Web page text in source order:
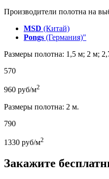
Производители полотна на
MSD (Китай)
Pongs (Германия)"
Размеры полотна: 1,5 м; 2 м;
570
960 руб/м2
Размеры полотна: 2 м.
790
1330 руб/м2
Закажите